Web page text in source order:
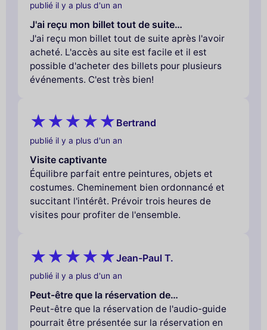
publié il y a plus d'un an
J'ai reçu mon billet tout de suite…
J'ai reçu mon billet tout de suite après l'avoir
acheté. L'accès au site est facile et il est
possible d'acheter des billets pour plusieurs
événements. C'est très bien!
Bertrand
publié il y a plus d'un an
Visite captivante
Équilibre parfait entre peintures, objets et
costumes. Cheminement bien ordonnancé et
succitant l'intérêt. Prévoir trois heures de
visites pour profiter de l'ensemble.
Jean-Paul T.
publié il y a plus d'un an
Peut-être que la réservation de…
Peut-être que la réservation de l'audio-guide
pourrait être présentée sur la réservation en